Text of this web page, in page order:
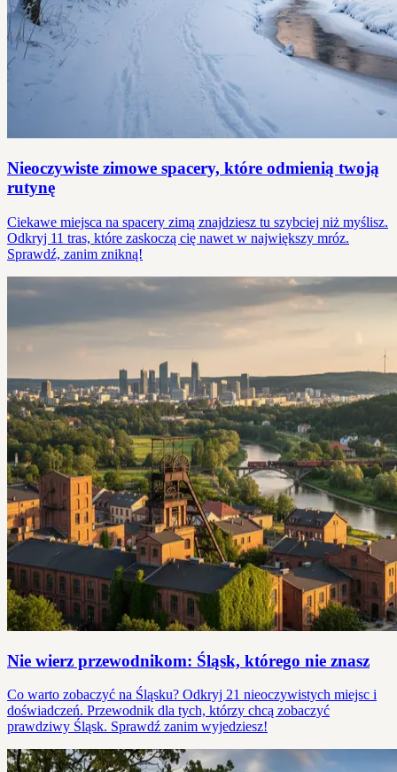
Nieoczywiste zimowe spacery, które odmienią twoją
rutynę
Ciekawe miejsca na spacery zimą znajdziesz tu szybciej niż myślisz.
Odkryj 11 tras, które zaskoczą cię nawet w największy mróz.
Sprawdź, zanim znikną!
Nie wierz przewodnikom: Śląsk, którego nie znasz
Co warto zobaczyć na Śląsku? Odkryj 21 nieoczywistych miejsc i
doświadczeń. Przewodnik dla tych, którzy chcą zobaczyć
prawdziwy Śląsk. Sprawdź zanim wyjedziesz!